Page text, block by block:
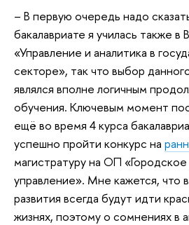
– В первую очередь надо
бакалавриате я училась также
«Управление и аналитика в
секторе», так что выбор
являлся вполне логичным
обучения. Ключевым момент
ещё во время 4 курса
успешно пройти конкурс на
магистратуру на ОП «Городское
управление». Мне кажется, что
развития всегда будут идти
жизнях, поэтому о сомнениях в